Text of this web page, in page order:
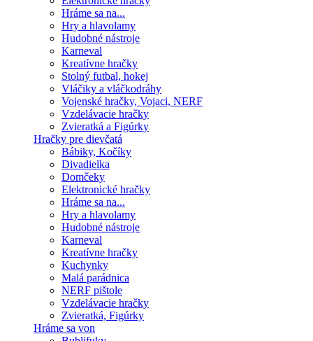
Hráme sa na...
Hry a hlavolamy
Hudobné nástroje
Karneval
Kreatívne hračky
Stolný futbal, hokej
Vláčiky a vláčkodráhy
Vojenské hračky, Vojaci, NERF
Vzdelávacie hračky
Zvieratká a Figúrky
Hračky pre dievčatá
Bábiky, Kočíky
Divadielka
Domčeky
Elektronické hračky
Hráme sa na...
Hry a hlavolamy
Hudobné nástroje
Karneval
Kreatívne hračky
Kuchynky
Malá parádnica
NERF pištole
Vzdelávacie hračky
Zvieratká, Figúrky
Hráme sa von